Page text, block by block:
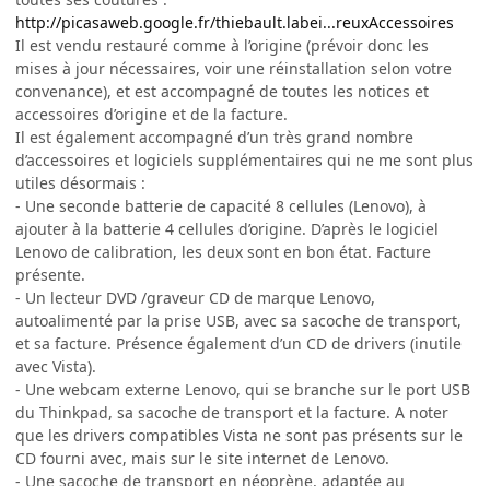
http://picasaweb.google.fr/thiebault.labei...reuxAccessoires
Il est vendu restauré comme à l’origine (prévoir donc les
mises à jour nécessaires, voir une réinstallation selon votre
convenance), et est accompagné de toutes les notices et
accessoires d’origine et de la facture.
Il est également accompagné d’un très grand nombre
d’accessoires et logiciels supplémentaires qui ne me sont plus
utiles désormais :
- Une seconde batterie de capacité 8 cellules (Lenovo), à
ajouter à la batterie 4 cellules d’origine. D’après le logiciel
Lenovo de calibration, les deux sont en bon état. Facture
présente.
- Un lecteur DVD /graveur CD de marque Lenovo,
autoalimenté par la prise USB, avec sa sacoche de transport,
et sa facture. Présence également d’un CD de drivers (inutile
avec Vista).
- Une webcam externe Lenovo, qui se branche sur le port USB
du Thinkpad, sa sacoche de transport et la facture. A noter
que les drivers compatibles Vista ne sont pas présents sur le
CD fourni avec, mais sur le site internet de Lenovo.
- Une sacoche de transport en néoprène, adaptée au